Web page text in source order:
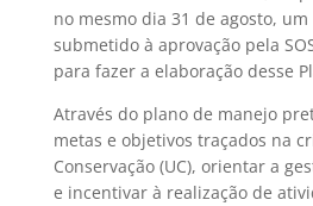
no mesmo dia 31 de agosto,
submetido à aprovação pela
para fazer a elaboração desse
Através do plano de manejo
metas e objetivos traçados na
Conservação (UC), orientar a
e incentivar à realização de